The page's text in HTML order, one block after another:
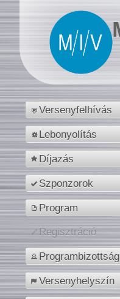
Versenyfelhívás
Lebonyolítás
Díjazás
Szponzorok
Program
Regisztráció
Programbizottság
Versenyhelyszín